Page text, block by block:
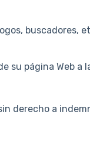
buscadores,
su página Web a
derecho a